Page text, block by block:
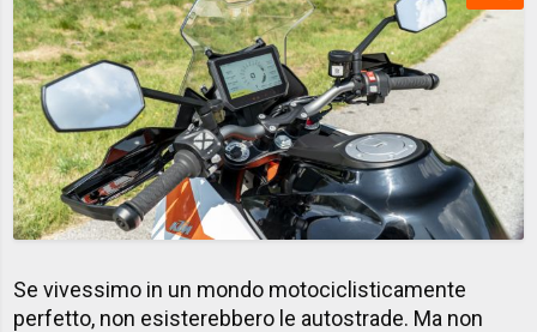
Se vivessimo in un mondo motociclisticamente
perfetto, non esisterebbero le autostrade. Ma non